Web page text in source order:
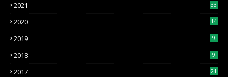
2021 33
2020 14
2019 9
2018 9
2017 21